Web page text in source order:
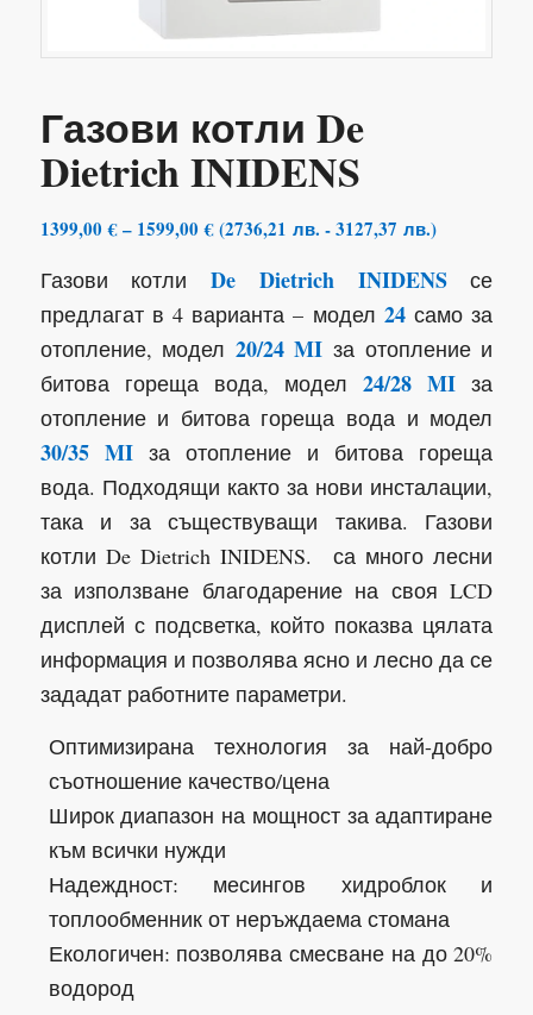
Газови котли De
Dietrich INIDENS
1399,00€ – 1599,00€Price
1399,00 €
through
1599,00 €
(2736,21 лв. -3127,37 лв.)
Газови котлиDe Dietrich INIDENSсе
предлагат в 4 варианта – модел 24само за
отопление, модел 20/24 MI за отопление и
битова гореща вода, модел24/28 MI за
отопление и битова гореща вода и модел
30/35 MIза отопление и битова гореща
вода. Подходящи както за нови инсталации,
така и за съществуващи такива. Газови
котли De Dietrich INIDENS. са много лесни
за използване благодарение на своя LCD
дисплей с подсветка, който показва цялата
информация и позволява ясно и лесно да се
зададат работните параметри.
Оптимизирана технология за най-добро
съотношение качество/цена
Широк диапазон на мощност за адаптиране
към всички нужди
Надеждност: месингов хидроблок и
топлообменник от неръждаема стомана
Екологичен: позволява смесване на до 20%
водород